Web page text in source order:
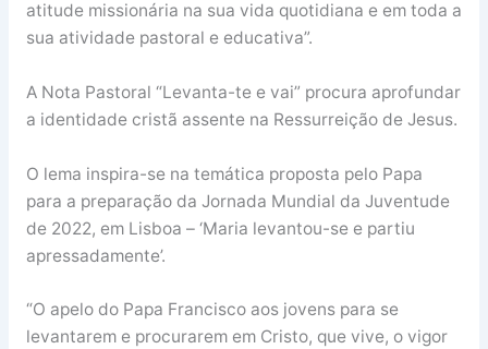
atitude missionária na sua vida quotidiana e em toda a
sua atividade pastoral e educativa”.
A Nota Pastoral “Levanta-te e vai” procura aprofundar
a identidade cristã assente na Ressurreição de Jesus.
O lema inspira-se na temática proposta pelo Papa
para a preparação da Jornada Mundial da Juventude
de 2022, em Lisboa – ‘Maria levantou-se e partiu
apressadamente’.
“O apelo do Papa Francisco aos jovens para se
levantarem e procurarem em Cristo, que vive, o vigor